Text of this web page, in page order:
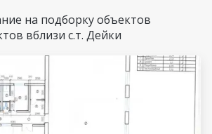
на подборку объектов
вблизи с.т. Дейки